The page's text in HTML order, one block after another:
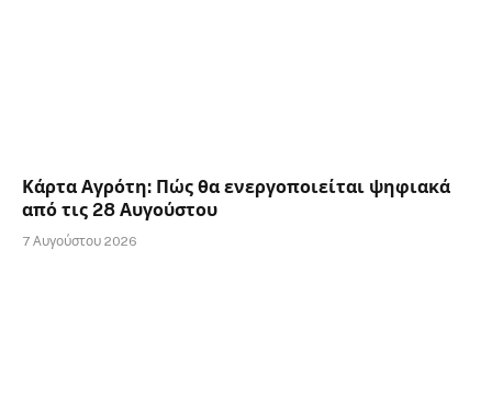
Κάρτα Αγρότη: Πώς θα ενεργοποιείται ψηφιακά
από τις 28 Αυγούστου
7 Αυγούστου 2026